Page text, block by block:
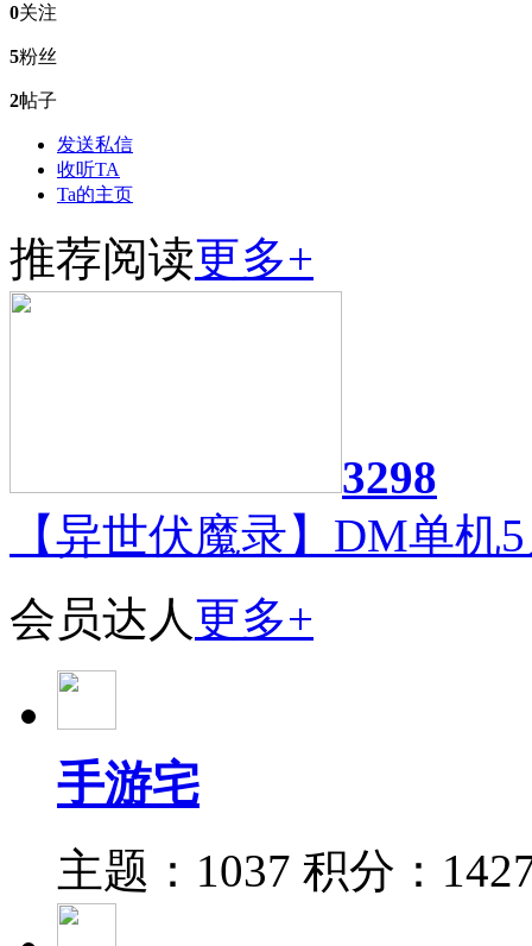
0关注
5粉丝
2帖子
发送私信
收听TA
Ta的主页
推荐阅读更多+
3298
【异世伏魔录】DM单机
会员达人更多+
手游宅
主题：1037 积分：